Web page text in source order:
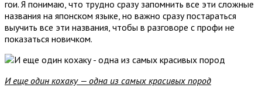
гои. Я понимаю, что трудно сразу запомнить все эти сложные
названия на японском языке, но важно сразу постараться
выучить все эти названия, чтобы в разговоре с профи не
показаться новичком.
И еще один кохаку — одна из самых красивых пород